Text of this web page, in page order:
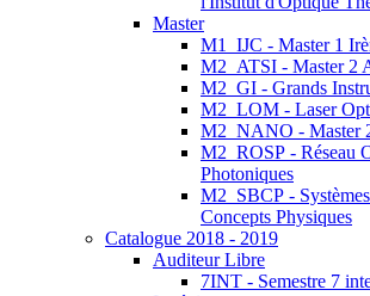
Master
M1_IJC - Master 1
M2_ATSI - Master 2
M2_GI - Grands
M2_LOM - Laser
M2_NANO - Master
M2_ROSP - Réseau
Photoniques
M2_SBCP -
Concepts Physiques
Catalogue 2018 - 2019
Auditeur Libre
7INT - Semestre 7